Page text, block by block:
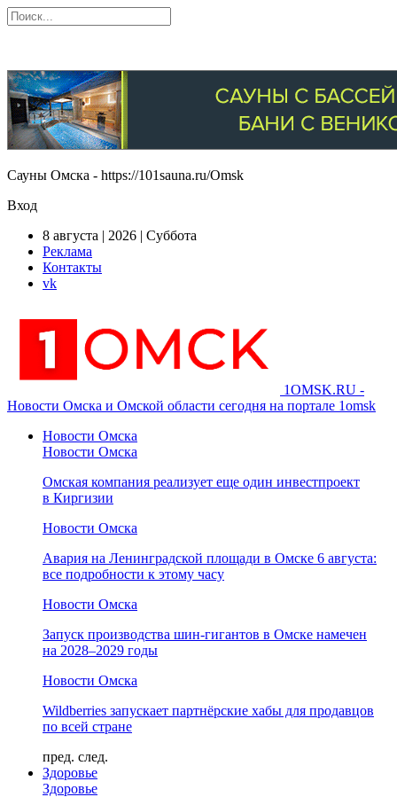
Сауны Омска - https://101sauna.ru/Omsk
Вход
8 августа | 2026 | Суббота
Реклама
Контакты
vk
1OMSK.RU -
Новости Омска и Омской области сегодня на портале 1omsk
Новости Омска
Новости Омска
Омская компания реализует еще один инвестпроект
в Киргизии
Новости Омска
Авария на Ленинградской площади в Омске 6 августа:
все подробности к этому часу
Новости Омска
Запуск производства шин-гигантов в Омске намечен
на 2028–2029 годы
Новости Омска
Wildberries запускает партнёрские хабы для продавцов
по всей стране
пред. след.
Здоровье
Здоровье